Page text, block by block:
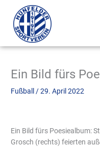
Inhalt
springen
Ein Bild fürs
Fußball /29. April 2022
Ein Bild fürs Poesiealbum:
Grosch (rechts) feierten